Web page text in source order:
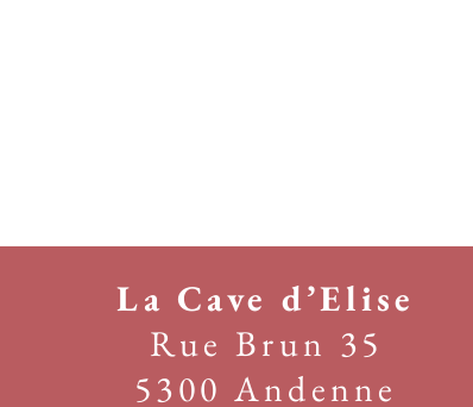
La Cave d’Elise
Rue Brun 35
5300 Andenne